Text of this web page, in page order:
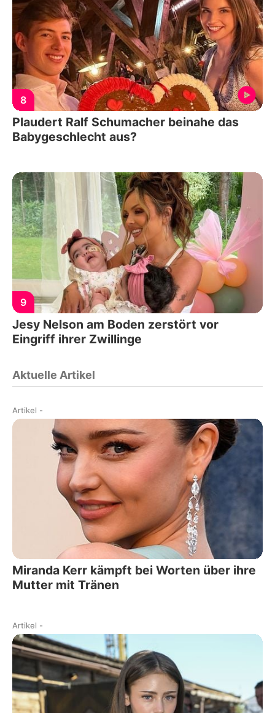
8
Plaudert Ralf Schumacher beinahe das
Babygeschlecht aus?
9
Jesy Nelson am Boden zerstört vor
Eingriff ihrer Zwillinge
Aktuelle Artikel
Artikel -
Miranda Kerr kämpft bei Worten über ihre
Mutter mit Tränen
Artikel -